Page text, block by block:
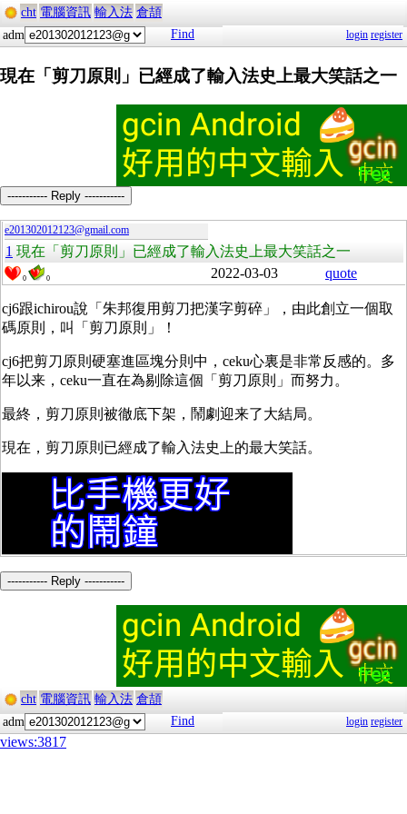
cht 電腦資訊 輸入法 倉頡
adm
Find login register
現在「剪刀原則」已經成了輸入法史上最大笑話之一
----------- Reply -----------
e201302012123@gmail.com
1 現在「剪刀原則」已經成了輸入法史上最大笑話之一
0 0 2022-03-03 quote
cj6跟ichirou說「朱邦復用剪刀把漢字剪碎」，由此創立一個取
碼原則，叫「剪刀原則」！
cj6把剪刀原則硬塞進區塊分則中，ceku心裏是非常反感的。多
年以来，ceku一直在為剔除這個「剪刀原則」而努力。
最終，剪刀原則被徹底下架，鬧劇迎来了大結局。
現在，剪刀原則已經成了輸入法史上的最大笑話。
----------- Reply -----------
cht 電腦資訊 輸入法 倉頡
adm
Find login register
views:3817